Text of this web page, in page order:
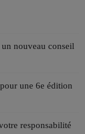
nouveau conseil
une 6e édition
responsabilité